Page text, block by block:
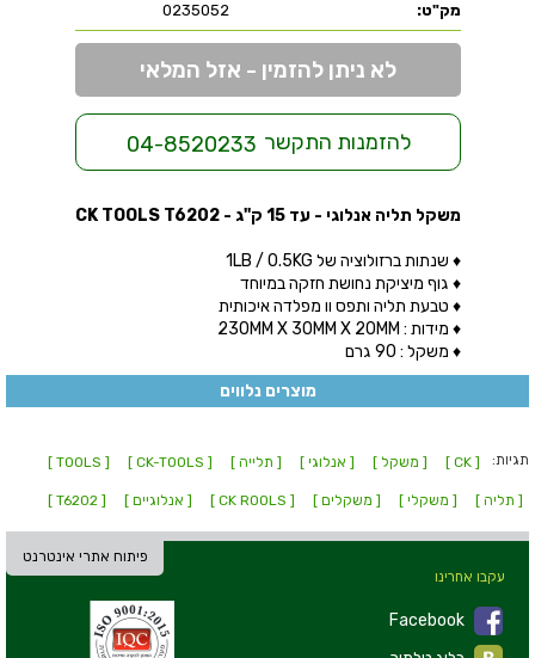
מק"ט: 0235052
לא ניתן להזמין - אזל המלאי
להזמנות התקשר 04-8520233
משקל תליה אנלוגי - עד 15 ק''ג - CK TOOLS T6202
♦ שנתות ברזולוציה של 1LB / 0.5KG
♦ גוף מיציקת נחושת חזקה במיוחד
♦ טבעת תליה ותפס וו מפלדה איכותית
♦ מידות : 230MM X 30MM X 20MM
♦ משקל : 90 גרם
מוצרים נלווים
תגיות: [ CK ] [ משקל ] [ אנלוגי ] [ תלייה ] [ CK-TOOLS ]
[ TOOLS ]
[ תליה ] [ משקלי ] [ משקלים ] [ CK ROOLS ] [ אנלוגיים ] [ T6202 ]
פיתוח אתרי אינטרנט
עקבו אחרינו
Facebook